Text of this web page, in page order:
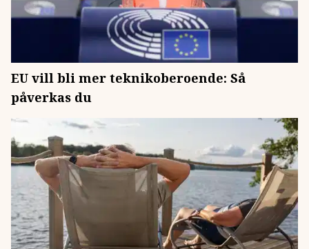
EU vill bli mer teknikoberoende: Så
påverkas du